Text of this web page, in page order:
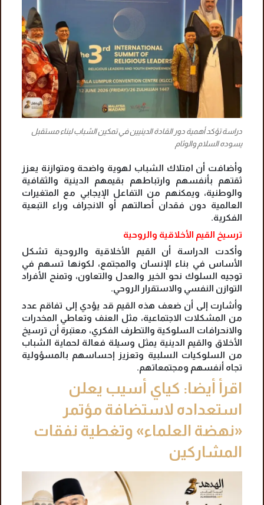
دراسة تؤكد أهمية دور القادة الدينيين في تمكين الشباب لبناء مستقبل
يسوده السلام والوئام
وأضافت أن امتلاك الشباب لهوية واضحة ومتوازنة يعزز
ثقتهم بأنفسهم وارتباطهم بقيمهم الدينية والثقافية
والوطنية، ويمكنهم من التفاعل الإيجابي مع المتغيرات
العالمية دون فقدان أصالتهم أو الانجراف وراء التبعية
الفكرية.
ترسيخ القيم الأخلاقية والروحية
وأكدت الدراسة أن القيم الأخلاقية والروحية تشكل
الأساس في بناء الإنسان والمجتمع، لكونها تسهم في
توجيه السلوك نحو الخير والعدل والتعاون، وتمنح الأفراد
التوازن النفسي والاستقرار الروحي.
وأشارت إلى أن ضعف هذه القيم قد يؤدي إلى تفاقم عدد
من المشكلات الاجتماعية، مثل العنف وتعاطي المخدرات
والانحرافات السلوكية والتطرف الفكري، معتبرة أن ترسيخ
الأخلاق والقيم الدينية يمثل وسيلة فعالة لحماية الشباب
من السلوكيات السلبية وتعزيز إحساسهم بالمسؤولية
تجاه أنفسهم ومجتمعاتهم.
اقرأ أيضا: كياي أسيب يعلن
استعداده لاستضافة مؤتمر
«نهضة العلماء» وتغطية نفقات
المشاركين